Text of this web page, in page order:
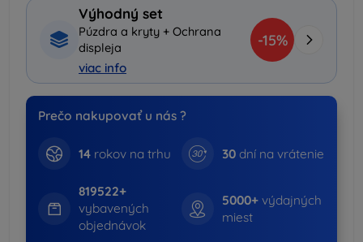
Výhodný set
Púzdra a kryty + Ochrana
displeja
viac info
-15%
Prečo nakupovať u nás ?
14rokov na trhu 30 dní na vrátenie
819522+
vybavených
objednávok
5000+ výdajných
miest